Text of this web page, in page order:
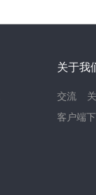
关于我
交流
客户端